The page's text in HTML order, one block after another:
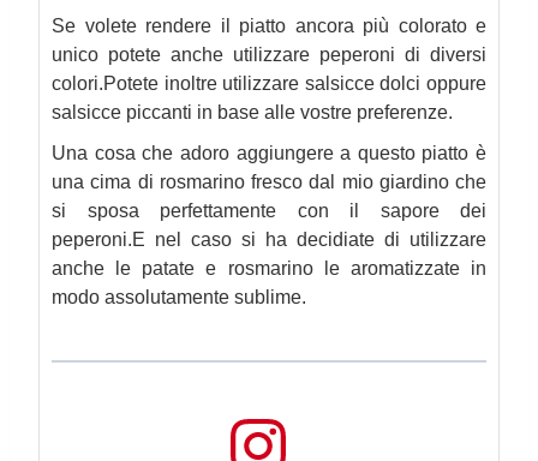
Se volete rendere il piatto ancora più colorato e
unico potete anche utilizzare peperoni di diversi
colori.Potete inoltre utilizzare salsicce dolci oppure
salsicce piccanti in base alle vostre preferenze.
Una cosa che adoro aggiungere a questo piatto è
una cima di rosmarino fresco dal mio giardino che
si sposa perfettamente con il sapore dei
peperoni.E nel caso si ha decidiate di utilizzare
anche le patate e rosmarino le aromatizzate in
modo assolutamente sublime.